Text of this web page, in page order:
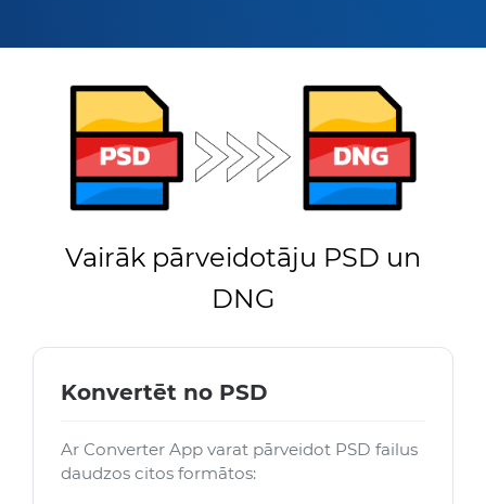
Vairāk pārveidotāju PSD un
DNG
Konvertēt no PSD
Ar Converter App varat pārveidot PSD failus
daudzos citos formātos: